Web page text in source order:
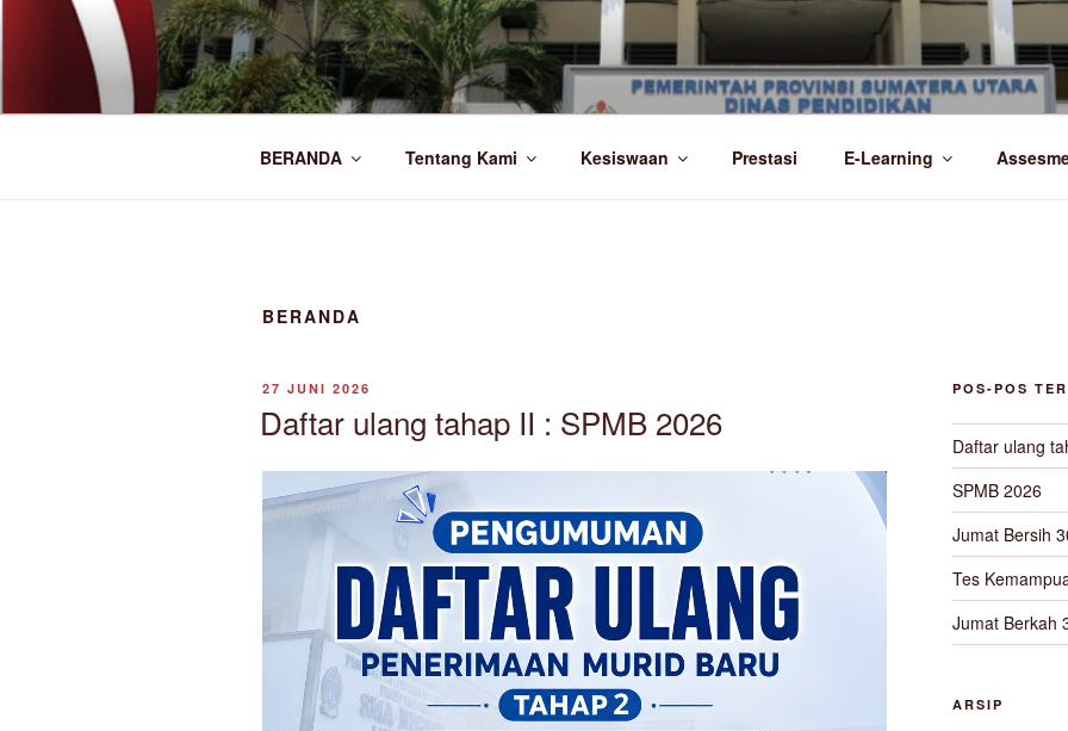
SMA NEGERI 1 LUBUK PAKAM
Official Website
BERANDA Tentang Kami Kesiswaan Prestasi E-Learning
BERANDA
DIPOSKAN
27 JUNI 2026
Daftar ulang tahap II : SPMB 2026
POS-POS
Daftar ulang
SPMB 2026
Jumat Bersih
Tes
Jumat Berkah
ARSIP